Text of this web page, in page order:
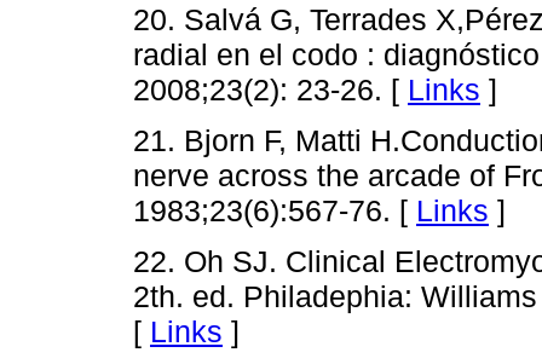
20. Salvá G, Terrades
radial en el codo :
2008;23(2): 23-26. [ Links ]
21. Bjorn F, Matti
nerve across the arcade of
1983;23(6):567-76. [ Links ]
22. Oh SJ. Clinical
2th. ed. Philadephia:
[ Links ]